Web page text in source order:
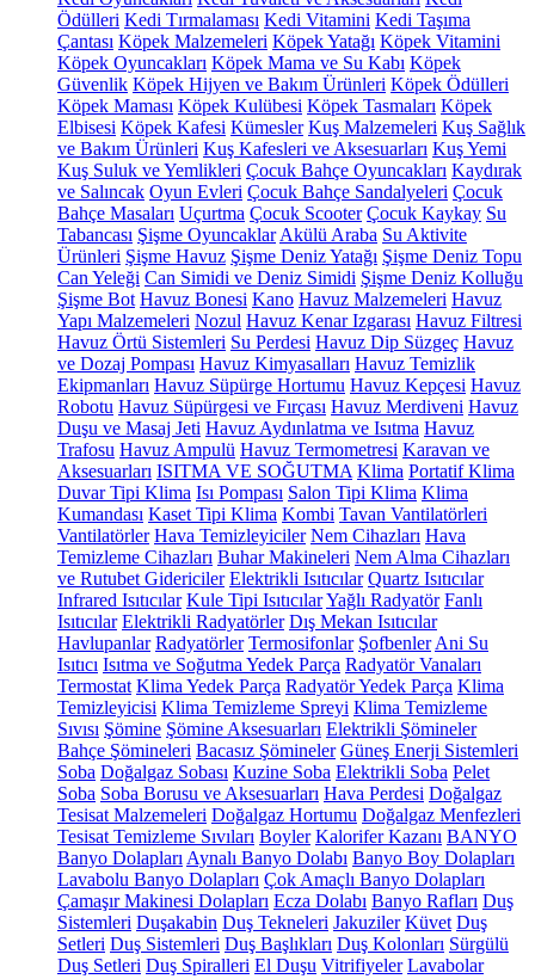
Ödülleri Kedi Tırmalaması Kedi Vitamini Kedi Taşıma
Çantası Köpek Malzemeleri Köpek Yatağı Köpek Vitamini
Köpek Oyuncakları Köpek Mama ve Su Kabı Köpek
Güvenlik Köpek Hijyen ve Bakım Ürünleri Köpek Ödülleri
Köpek Maması Köpek Kulübesi Köpek Tasmaları Köpek
Elbisesi Köpek Kafesi Kümesler Kuş Malzemeleri Kuş Sağlık
ve Bakım Ürünleri Kuş Kafesleri ve Aksesuarları Kuş Yemi
Kuş Suluk ve Yemlikleri Çocuk Bahçe Oyuncakları Kaydırak
ve Salıncak Oyun Evleri Çocuk Bahçe Sandalyeleri Çocuk
Bahçe Masaları Uçurtma Çocuk Scooter Çocuk Kaykay Su
Tabancası Şişme Oyuncaklar Akülü Araba Su Aktivite
Ürünleri Şişme Havuz Şişme Deniz Yatağı Şişme Deniz Topu
Can Yeleği Can Simidi ve Deniz Simidi Şişme Deniz Kolluğu
Şişme Bot Havuz Bonesi Kano Havuz Malzemeleri Havuz
Yapı Malzemeleri Nozul Havuz Kenar Izgarası Havuz Filtresi
Havuz Örtü Sistemleri Su Perdesi Havuz Dip Süzgeç Havuz
ve Dozaj Pompası Havuz Kimyasalları Havuz Temizlik
Ekipmanları Havuz Süpürge Hortumu Havuz Kepçesi Havuz
Robotu Havuz Süpürgesi ve Fırçası Havuz Merdiveni Havuz
Duşu ve Masaj Jeti Havuz Aydınlatma ve Isıtma Havuz
Trafosu Havuz Ampulü Havuz Termometresi Karavan ve
Aksesuarları ISITMA VE SOĞUTMA Klima Portatif Klima
Duvar Tipi Klima Isı Pompası Salon Tipi Klima Klima
Kumandası Kaset Tipi Klima Kombi Tavan Vantilatörleri
Vantilatörler Hava Temizleyiciler Nem Cihazları Hava
Temizleme Cihazları Buhar Makineleri Nem Alma Cihazları
ve Rutubet Gidericiler Elektrikli Isıtıcılar Quartz Isıtıcılar
Infrared Isıtıcılar Kule Tipi IsıtıcılarYağlı Radyatör Fanlı
Isıtıcılar Elektrikli Radyatörler Dış Mekan Isıtıcılar
Havlupanlar Radyatörler Termosifonlar Şofbenler Ani Su
Isıtıcı Isıtma ve Soğutma Yedek Parça Radyatör Vanaları
Termostat Klima Yedek Parça Radyatör Yedek Parça Klima
Temizleyicisi Klima Temizleme Spreyi Klima Temizleme
Sıvısı Şömine Şömine Aksesuarları Elektrikli Şömineler
Bahçe Şömineleri Bacasız Şömineler Güneş Enerji Sistemleri
Soba Doğalgaz Sobası Kuzine Soba Elektrikli Soba Pelet
Soba Soba Borusu ve Aksesuarları Hava Perdesi Doğalgaz
Tesisat Malzemeleri Doğalgaz Hortumu Doğalgaz Menfezleri
Tesisat Temizleme Sıvıları Boyler Kalorifer Kazanı BANYO
Banyo Dolapları Aynalı Banyo Dolabı Banyo Boy Dolapları
Lavabolu Banyo Dolapları Çok Amaçlı Banyo Dolapları
Çamaşır Makinesi Dolapları Ecza Dolabı Banyo Rafları Duş
Sistemleri Duşakabin Duş Tekneleri Jakuziler Küvet Duş
Setleri Duş Sistemleri Duş Başlıkları Duş Kolonları Sürgülü
Duş Setleri Duş Spiralleri El Duşu Vitrifiyeler Lavabolar